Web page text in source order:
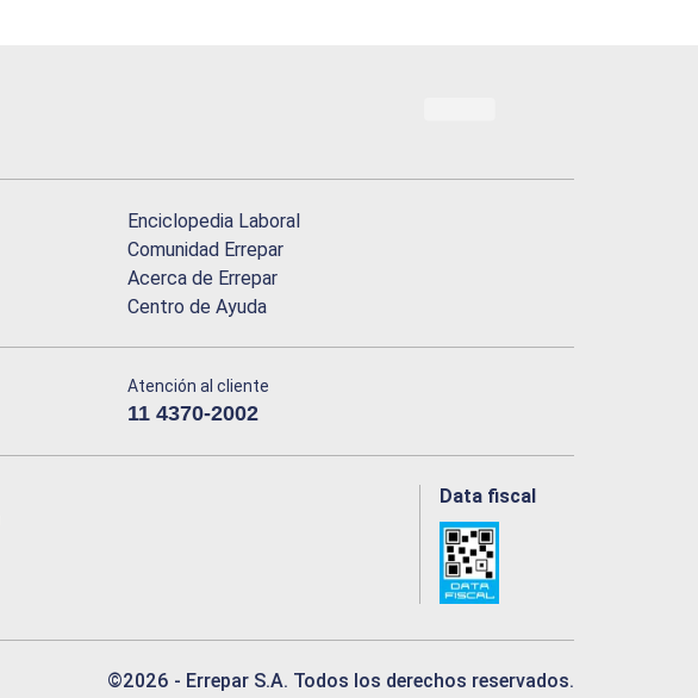
Enciclopedia Laboral
Comunidad Errepar
Acerca de Errepar
Centro de Ayuda
Atención al cliente
11 4370-2002
Data fiscal
©2026 - Errepar S.A. Todos los derechos reservados.